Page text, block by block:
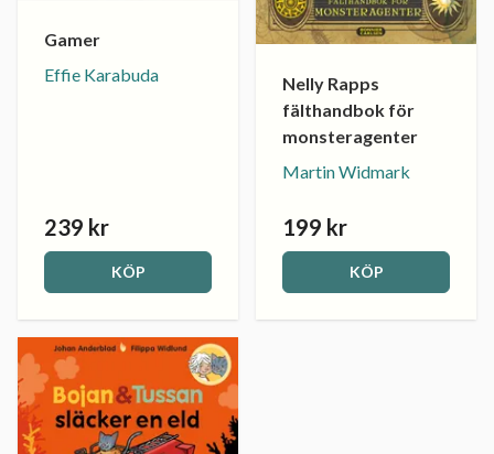
Gamer
Effie Karabuda
239 kr
KÖP
Nelly Rapps
fälthandbok för
monsteragenter
Martin Widmark
199 kr
KÖP